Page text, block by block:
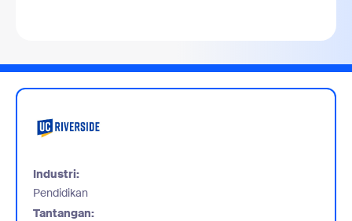
Industri:
Pendidikan
Tantangan: